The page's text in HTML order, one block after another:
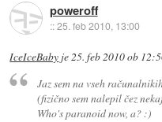
poweroff
::25. feb 2010, 13:00
IceIceBaby je25. feb 2010 ob
Jaz sem na vseh
(fizično sem nalepil čez
Who's paranoid now, a? :)